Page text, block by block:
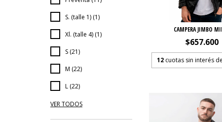
S. (talle 1) (1)
Xl. (talle 4) (1)
S (21)
M (22)
L (22)
VER TODOS
CAMPERA JIMBO
$657.600
12 cuotas sin interés